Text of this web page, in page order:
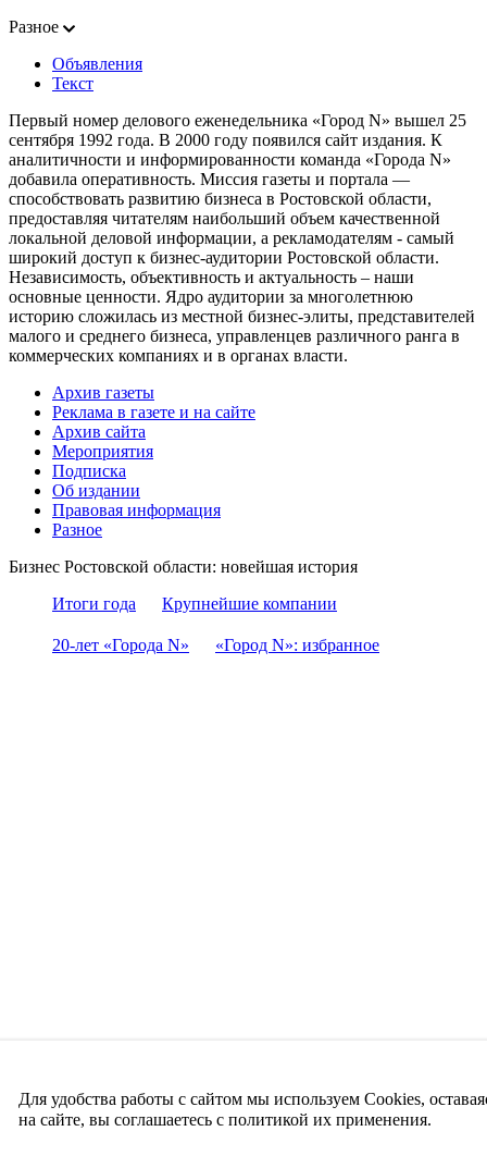
Разное
Объявления
Текст
Первый номер делового еженедельника «Город N» вышел 25
сентября 1992 года. В 2000 году появился сайт издания. К
аналитичности и информированности команда «Города N»
добавила оперативность. Миссия газеты и портала —
способствовать развитию бизнеса в Ростовской области,
предоставляя читателям наибольший объем качественной
локальной деловой информации, а рекламодателям - самый
широкий доступ к бизнес-аудитории Ростовской области.
Независимость, объективность и актуальность – наши
основные ценности. Ядро аудитории за многолетнюю
историю сложилась из местной бизнес-элиты, представителей
малого и среднего бизнеса, управленцев различного ранга в
коммерческих компаниях и в органах власти.
Архив газеты
Реклама в газете и на сайте
Архив сайта
Мероприятия
Подписка
Об издании
Правовая информация
Разное
Бизнес Ростовской области: новейшая история
Итоги года
Крупнейшие компании
20-лет «Города N» «Город N»: избранное
Для удобства работы с сайтом мы используем Cookies,
на сайте, вы соглашаетесь с политикой их применения.